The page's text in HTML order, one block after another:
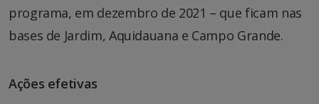
programa, em dezembro de 2021 – que ficam nas
bases de Jardim, Aquidauana e Campo Grande.
Ações efetivas